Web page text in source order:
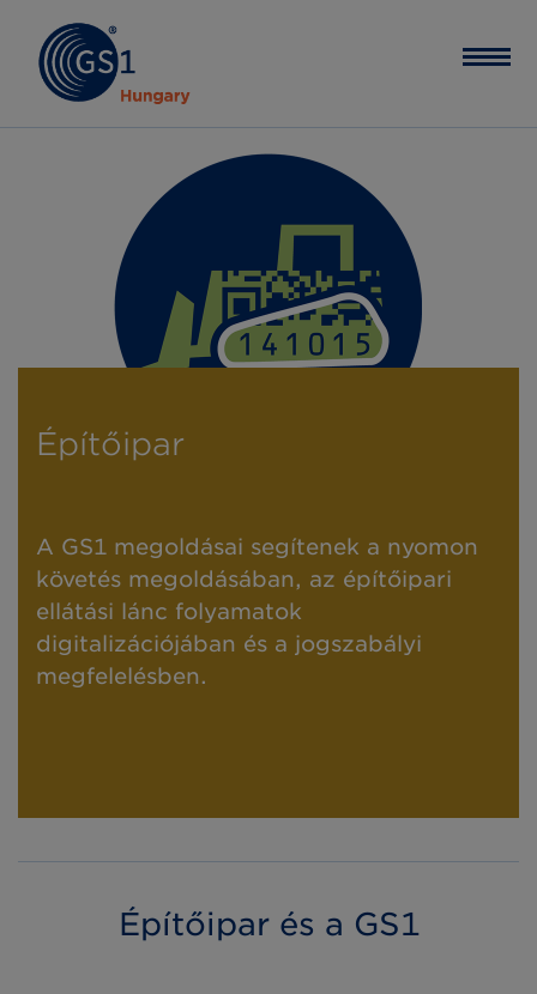
Építőipar
A GS1 megoldásai segítenek a nyomon
követés megoldásában, az építőipari
ellátási lánc folyamatok
digitalizációjában és a jogszabályi
megfelelésben.
Építőipar és a GS1